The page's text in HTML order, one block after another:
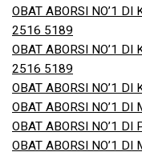
OBAT ABORSI NO’1
2516 5189
OBAT ABORSI NO’1
2516 5189
OBAT ABORSI NO’1
OBAT ABORSI NO’1
OBAT ABORSI NO’1
OBAT ABORSI NO’1